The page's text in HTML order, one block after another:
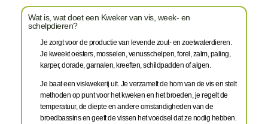
Wat is, wat doet een Kweker van vis, week- en
schelpdieren?
Je zorgt voor de productie van levende zout- en zoetwaterdieren.
Je kweekt oesters, mosselen, venusschelpen, forel, zalm, paling,
karper, dorade, garnalen, kreeften, schildpadden of algen.
Je baat een viskwekerij uit. Je verzamelt de hom van de vis en stelt
methoden op punt voor het kweken en het broeden, je regelt de
temperatuur, de diepte en andere omstandigheden van de
broedbassins en geeft de vissen het voedsel dat ze nodig hebben.